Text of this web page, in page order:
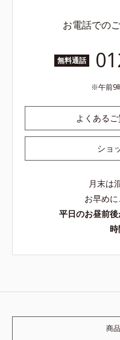
お電話での
無料通話
午前9
よくある
ショ
月末は
お早めに
平日のお昼前
時
商